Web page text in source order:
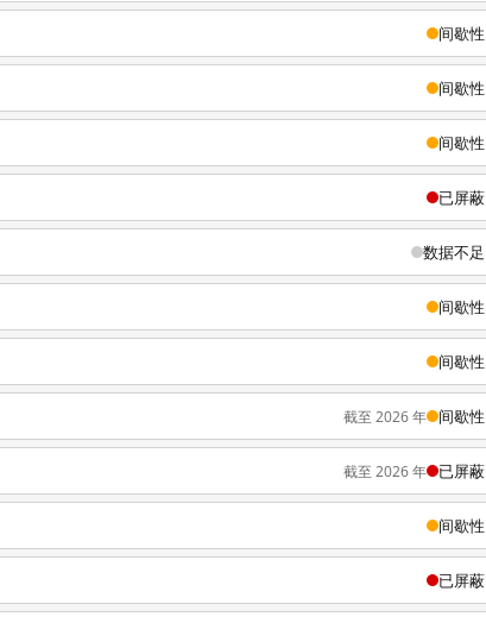
间歇性
间歇性
间歇性
已屏蔽
数据不足
间歇性
间歇性
截至 2026 年 间歇性
截至 2026 年 已屏蔽
间歇性
已屏蔽